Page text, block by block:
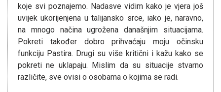
koje svi poznajemo. Nadasve vidim kako je vjera još
uvijek ukorijenjena u talijansko srce, iako je, naravno,
na mnogo načina ugrožena današnjim situacijama.
Pokreti također dobro prihvaćaju moju očinsku
funkciju Pastira. Drugi su više kritični i kažu kako se
pokreti ne uklapaju. Mislim da su situacije stvarno
različite, sve ovisi o osobama o kojima se radi.